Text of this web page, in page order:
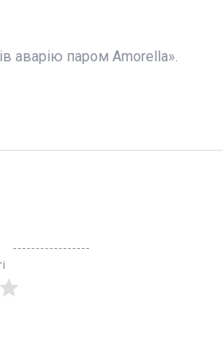
аварію паром Amorella».